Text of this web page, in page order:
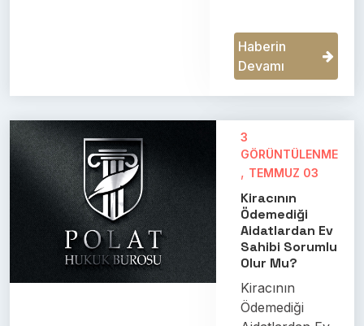
Haberin
Devamı
3
GÖRÜNTÜLENME
, TEMMUZ 03
Kiracının
Ödemediği
Aidatlardan Ev
Sahibi Sorumlu
Olur Mu?
Kiracının
Ödemediği